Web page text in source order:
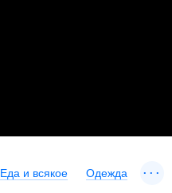
Еда и всякое Одежда ...